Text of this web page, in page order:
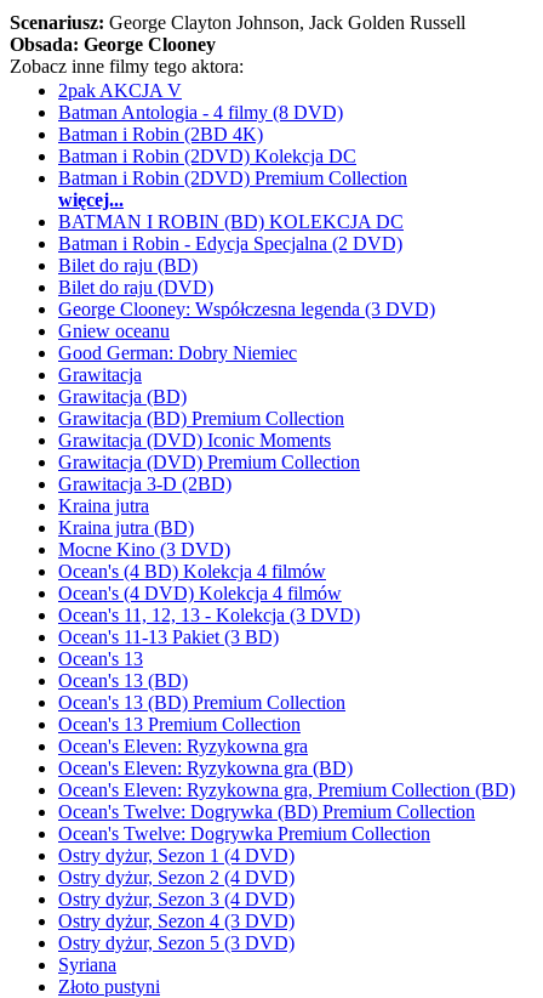
Scenariusz: George Clayton Johnson, Jack Golden Russell
Obsada: George Clooney
Zobacz inne filmy tego aktora:
2pak AKCJA V
Batman Antologia - 4 filmy (8 DVD)
Batman i Robin (2BD 4K)
Batman i Robin (2DVD) Kolekcja DC
Batman i Robin (2DVD) Premium Collection
więcej...
BATMAN I ROBIN (BD) KOLEKCJA DC
Batman i Robin - Edycja Specjalna (2 DVD)
Bilet do raju (BD)
Bilet do raju (DVD)
George Clooney: Współczesna legenda (3 DVD)
Gniew oceanu
Good German: Dobry Niemiec
Grawitacja
Grawitacja (BD)
Grawitacja (BD) Premium Collection
Grawitacja (DVD) Iconic Moments
Grawitacja (DVD) Premium Collection
Grawitacja 3-D (2BD)
Kraina jutra
Kraina jutra (BD)
Mocne Kino (3 DVD)
Ocean's (4 BD) Kolekcja 4 filmów
Ocean's (4 DVD) Kolekcja 4 filmów
Ocean's 11, 12, 13 - Kolekcja (3 DVD)
Ocean's 11-13 Pakiet (3 BD)
Ocean's 13
Ocean's 13 (BD)
Ocean's 13 (BD) Premium Collection
Ocean's 13 Premium Collection
Ocean's Eleven: Ryzykowna gra
Ocean's Eleven: Ryzykowna gra (BD)
Ocean's Eleven: Ryzykowna gra, Premium Collection (BD)
Ocean's Twelve: Dogrywka (BD) Premium Collection
Ocean's Twelve: Dogrywka Premium Collection
Ostry dyżur, Sezon 1 (4 DVD)
Ostry dyżur, Sezon 2 (4 DVD)
Ostry dyżur, Sezon 3 (4 DVD)
Ostry dyżur, Sezon 4 (3 DVD)
Ostry dyżur, Sezon 5 (3 DVD)
Syriana
Złoto pustyni